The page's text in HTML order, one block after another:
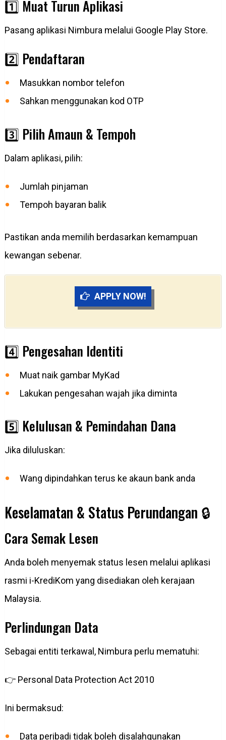
1️⃣ Muat Turun Aplikasi
Pasang aplikasi Nimbura melalui Google Play Store.
2️⃣ Pendaftaran
Masukkan nombor telefon
Sahkan menggunakan kod OTP
3️⃣ Pilih Amaun & Tempoh
Dalam aplikasi, pilih:
Jumlah pinjaman
Tempoh bayaran balik
Pastikan anda memilih berdasarkan kemampuan
kewangan sebenar.
APPLY NOW!
4️⃣ Pengesahan Identiti
Muat naik gambar MyKad
Lakukan pengesahan wajah jika diminta
5️⃣ Kelulusan & Pemindahan Dana
Jika diluluskan:
Wang dipindahkan terus ke akaun bank anda
Keselamatan & Status Perundangan 🔒
Cara Semak Lesen
Anda boleh menyemak status lesen melalui aplikasi
rasmi i-KrediKom yang disediakan oleh kerajaan
Malaysia.
Perlindungan Data
Sebagai entiti terkawal, Nimbura perlu mematuhi:
👉 Personal Data Protection Act 2010
Ini bermaksud:
Data peribadi tidak boleh disalahgunakan